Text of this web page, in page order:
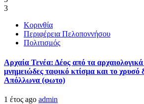
3
Κορινθία
Περιφέρεια Πελοποννήσου
Πολιτισμός
Αρχαία Τενέα: Δέος από τα
μνημειώδες ταφικό κτίσμα και το χρυσό
Απόλλωνα (φωτο)
1 έτος ago admin